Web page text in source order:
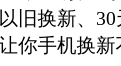
旧换新、
你手机换